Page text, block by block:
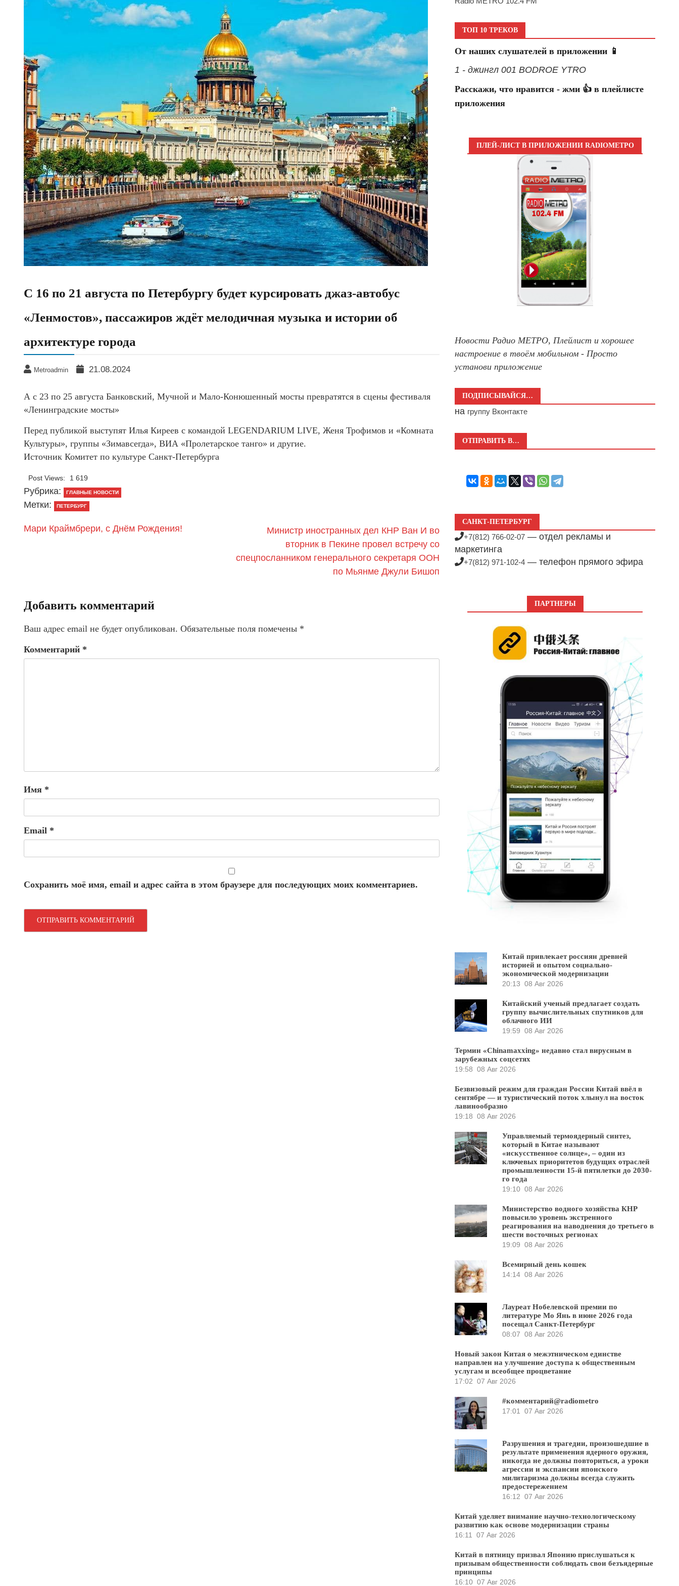
С 16 по 21 августа по Петербургу будет курсировать джаз-автобус
«Ленмостов», пассажиров ждёт мелодичная музыка и истории об
архитектуре города
Metroadmin 21.08.2024
А с 23 по 25 августа Банковский, Мучной и Мало-Конюшенный мосты превратятся в сцены фестиваля
«Ленинградские мосты»
Перед публикой выступят Илья Киреев с командой LEGENDARIUM LIVE, Женя Трофимов и «Комната
Культуры», группы «Зимавсегда», ВИА «Пролетарское танго» и другие.
Источник Комитет по культуре Санкт-Петербурга
Post Views: 1 619
Рубрика: ГЛАВНЫЕ НОВОСТИ
Метки: ПЕТЕРБУРГ
Мари Краймбрери, с Днём Рождения!
Министр иностранных дел КНР Ван И во
вторник в Пекине провел встречу со
спецпосланником генерального секретаря ООН
по Мьянме Джули Бишоп
Добавить комментарий
Ваш адрес email не будет опубликован. Обязательные поля помечены *
Комментарий *
Имя *
Email *
Сохранить моё имя, email и адрес сайта в этом браузере для последующих моих комментариев.
ТОП 10 ТРЕКОВ
От наших слушателей в приложении 📱
1 - джингл 001 BODROE YTRO
Расскажи, что нравится - жми 👍 в плейлисте
приложения
ПЛЕЙ-ЛИСТ В ПРИЛОЖЕНИИ RADIOМЕТРО
Новости Радио МЕТРО, Плейлист и хорошее
настроение в твоём мобильном - Просто
установи приложение
ПОДПИСЫВАЙСЯ…
на группу Вконтакте
ОТПРАВИТЬ В…
САНКТ-ПЕТЕРБУРГ
+7(812) 766-02-07 — отдел рекламы и
маркетинга
+7(812) 971-102-4 — телефон прямого эфира
ПАРТНЕРЫ
Китай привлекает россиян древней
историей и опытом социально-
экономической модернизации
20:13 08 Авг 2026
Китайский ученый предлагает создать
группу вычислительных спутников для
облачного ИИ
19:59 08 Авг 2026
Термин «Chinamaxxing» недавно стал вирусным в
зарубежных соцсетях
19:58 08 Авг 2026
Безвизовый режим для граждан России Китай ввёл в
сентябре — и туристический поток хлынул на восток
лавинообразно
19:18 08 Авг 2026
Управляемый термоядерный синтез,
который в Китае называют
«искусственное солнце», – один из
ключевых приоритетов будущих отраслей
промышленности 15-й пятилетки до 2030-
го года
19:10 08 Авг 2026
Министерство водного хозяйства КНР
повысило уровень экстренного
реагирования на наводнения до третьего в
шести восточных регионах
19:09 08 Авг 2026
Всемирный день кошек
14:14 08 Авг 2026
Лауреат Нобелевской премии по
литературе Мо Янь в июне 2026 года
посещал Санкт-Петербург
08:07 08 Авг 2026
Новый закон Китая о межэтническом единстве
направлен на улучшение доступа к общественным
услугам и всеобщее процветание
17:02 07 Авг 2026
#комментарий@radiometro
17:01
07 Авг 2026
Разрушения и трагедии, произошедшие в
результате применения ядерного оружия,
никогда не должны повториться, а уроки
агрессии и экспансии японского
милитаризма должны всегда служить
предостережением
16:12 07 Авг 2026
Китай уделяет внимание научно-технологическому
развитию как основе модернизации страны
16:11
07 Авг 2026
Китай в пятницу призвал Японию прислушаться к
призывам общественности соблюдать свои безъядерные
принципы
16:10 07 Авг 2026